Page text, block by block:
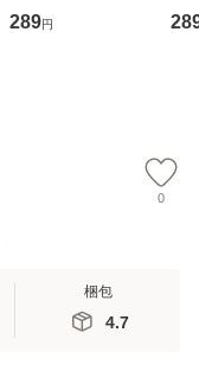
のがかり / [CD]
【メール便送料無
289円
産
0
梱包
4.7